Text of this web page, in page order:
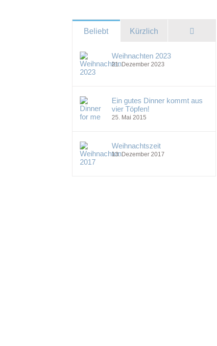
Beliebt Kürzlich
Weihnachten 2023
21. Dezember 2023
Ein gutes Dinner kommt aus
vier Töpfen!
25. Mai 2015
Weihnachtszeit
13. Dezember 2017